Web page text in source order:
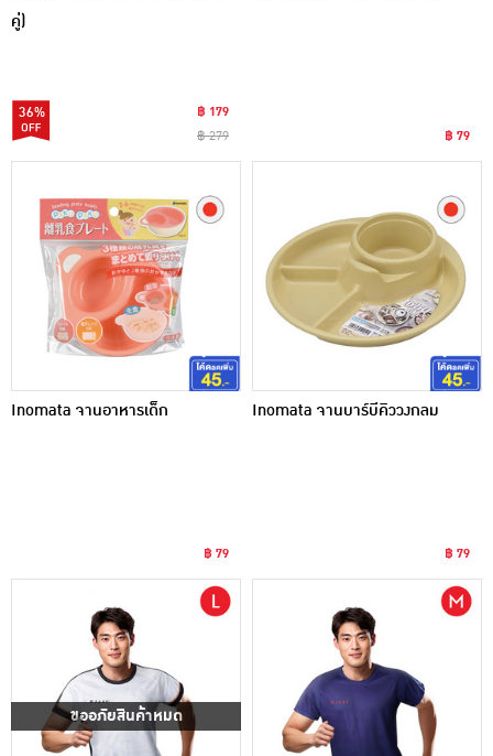
คู่)
36%
฿ 179
฿ 279
฿ 79
Inomata จานอาหารเด็ก
฿ 79
Inomata จานบาร์บีคิววงกลม
฿ 79
ขออภัยสินค้าหมด